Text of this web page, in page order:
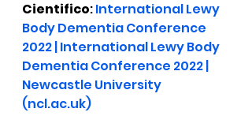
Cientifico: International Lewy
Body Dementia Conference
2022 | International Lewy Body
Dementia Conference 2022 |
Newcastle University
(ncl.ac.uk)